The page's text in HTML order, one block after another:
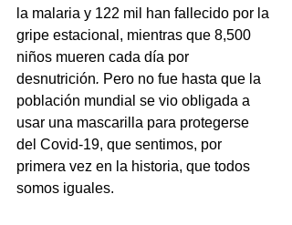
la malaria y 122 mil han fallecido por la
gripe estacional, mientras que 8,500
niños mueren cada día por
desnutrición. Pero no fue hasta que la
población mundial se vio obligada a
usar una mascarilla para protegerse
del Covid-19, que sentimos, por
primera vez en la historia, que todos
somos iguales.